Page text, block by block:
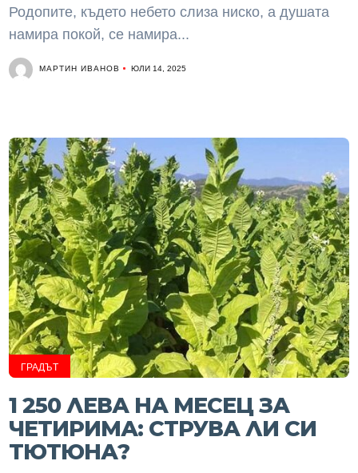
Родопите, където небето слиза ниско, а душата
намира покой, се намира...
МАРТИН ИВАНОВ ЮЛИ 14, 2025
ГРАДЪТ
1 250 ЛЕВА НА МЕСЕЦ ЗА
ЧЕТИРИМА: СТРУВА ЛИ СИ
ТЮТЮНА?